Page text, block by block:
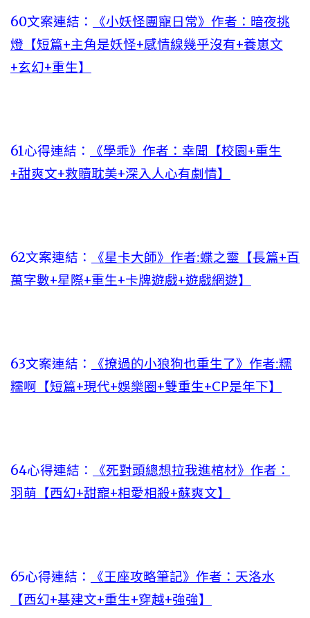
60文案連結：
《小妖怪團寵日常》作者：暗夜挑
燈【短篇+主角是妖怪+感情線幾乎沒有+養崽文
+玄幻+重生】
61心得連結：
《學乖》作者：幸聞【校園+重生
+甜爽文+救贖耽美+深入人心有劇情】
62文案連結：
《星卡大師》作者:蝶之靈【長篇+百
萬字數+星際+重生+卡牌遊戲+遊戲網遊】
63文案連結：
《撩過的小狼狗也重生了》作者:糯
糯啊【短篇+現代+娛樂圈+雙重生+CP是年下】
64心得連結：
《死對頭總想拉我進棺材》作者：
羽萌【西幻+甜寵+相愛相殺+蘇爽文】
65心得連結：
《王座攻略筆記》作者：天洛水
【西幻+基建文+重生+穿越+強強】